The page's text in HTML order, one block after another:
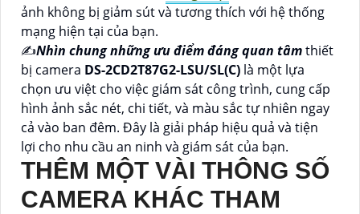
ảnh không bị giảm sút và tương thích với hệ thống
mạng hiện tại của bạn.
✍️Nhìn chung những ưu điểm đáng quan tâmthiết
bị camera DS-2CD2T87G2-LSU/SL(C) là một lựa
chọn ưu việt cho việc giám sát công trình, cung cấp
hình ảnh sắc nét, chi tiết, và màu sắc tự nhiên ngay
cả vào ban đêm. Đây là giải pháp hiệu quả và tiện
lợi cho nhu cầu an ninh và giám sát của bạn.
THÊM MỘT VÀI THÔNG SỐ
CAMERA KHÁC THAM